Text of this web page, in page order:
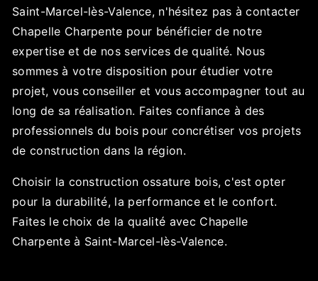
Saint-Marcel-lès-Valence, n'hésitez pas à contacter
Chapelle Charpente pour bénéficier de notre
expertise et de nos services de qualité. Nous
sommes à votre disposition pour étudier votre
projet, vous conseiller et vous accompagner tout au
long de sa réalisation. Faites confiance à des
professionnels du bois pour concrétiser vos projets
de construction dans la région.
Choisir la construction ossature bois, c'est opter
pour la durabilité, la performance et le confort.
Faites le choix de la qualité avec Chapelle
Charpente à Saint-Marcel-lès-Valence.